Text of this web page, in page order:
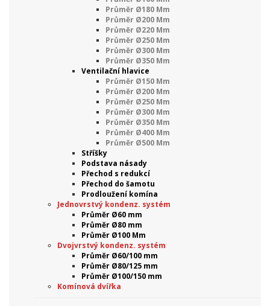
Průměr Ø180 Mm
Průměr Ø200 Mm
Průměr Ø220 Mm
Průměr Ø250 Mm
Průměr Ø300 Mm
Průměr Ø350 Mm
Ventilační hlavice
Průměr Ø150 Mm
Průměr Ø200 Mm
Průměr Ø250 Mm
Průměr Ø300 Mm
Průměr Ø350 Mm
Průměr Ø400 Mm
Průměr Ø500 Mm
Stříšky
Podstava násady
Přechod s redukcí
Přechod do šamotu
Prodloužení komína
Jednovrstvý kondenz. systém
Průměr Ø60 mm
Průměr Ø80 mm
Průměr Ø100 Mm
Dvojvrstvý kondenz. systém
Průměr Ø60/100 mm
Průměr Ø80/125 mm
Průměr Ø100/150 mm
Komínová dvířka